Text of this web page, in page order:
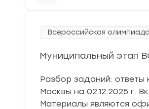
Всероссийская
Муниципальный этап
Разбор заданий:
Москвы на 02.12.2025 г.
Материалы являются